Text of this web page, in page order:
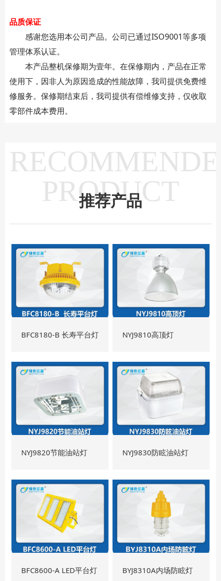
品质保证
感谢您选用本公司产品。公司已通过ISO9001等多项
管理体系认证。
本产品整机保修期为壹年。在保修期内，产品在正常
使用下，因非人为原因造成的性能故障，我司提供免费维
修服务。保修期结束后，我司提供有偿维修支持，仅收取
零部件成本费用。
PRODUCT
推荐产品
BFC8180-B 长寿平台灯 NYJ9810高顶灯
NYJ9820节能油站灯 NYJ9830防眩油站灯
BFC8600-A LED平台灯 BYJ8310A内场防眩灯